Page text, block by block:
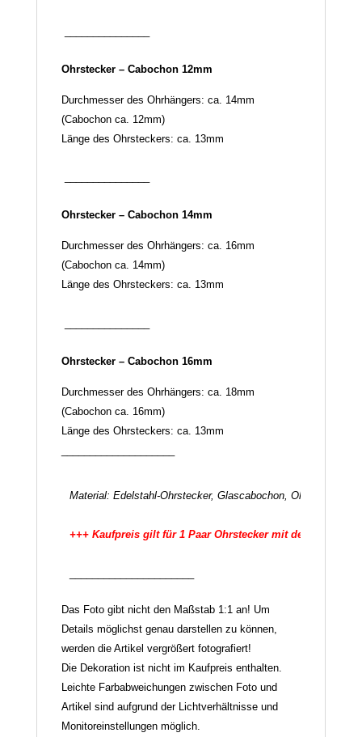
Ohrstecker – Cabochon 12mm
Durchmesser des Ohrhängers: ca. 14mm
(Cabochon ca. 12mm)
Länge des Ohrsteckers: ca. 13mm
Ohrstecker – Cabochon 14mm
Durchmesser des Ohrhängers: ca. 16mm
(Cabochon ca. 14mm)
Länge des Ohrsteckers: ca. 13mm
Ohrstecker – Cabochon 16mm
Durchmesser des Ohrhängers: ca. 18mm
(Cabochon ca. 16mm)
Länge des Ohrsteckers: ca. 13mm
Material: Edelstahl-Ohrstecker, Glascabochon, Ohrstecker-
Das Foto gibt nicht den Maßstab 1:1 an! Um
Details möglichst genau darstellen zu können,
werden die Artikel vergrößert fotografiert!
Die Dekoration ist nicht im Kaufpreis enthalten.
Leichte Farbabweichungen zwischen Foto und
Artikel sind aufgrund der Lichtverhältnisse und
Monitoreinstellungen möglich.